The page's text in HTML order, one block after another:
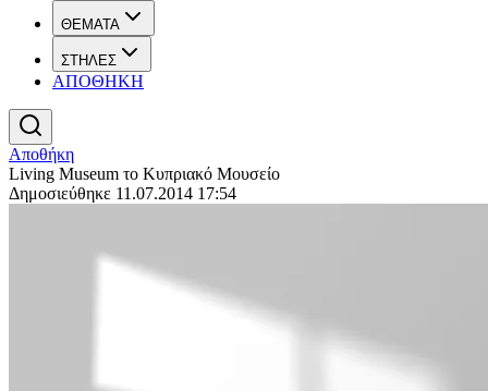
ΘΕΜΑΤΑ
ΣΤΗΛΕΣ
ΑΠΟΘΗΚΗ
Αποθήκη
Living Museum το Κυπριακό Μουσείο
Δημοσιεύθηκε 11.07.2014 17:54